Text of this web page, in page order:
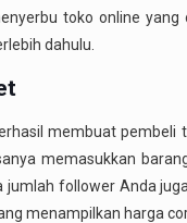
toko online
dahulu.
membuat
memasukkan
jumlah follower Anda
menampilkan harga